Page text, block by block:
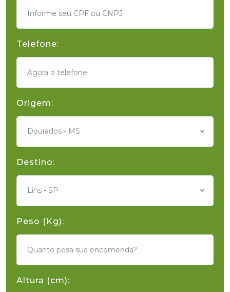
Telefone:
Origem:
Dourados - MS
Destino:
Lins - SP
Peso (Kg):
Altura (cm):